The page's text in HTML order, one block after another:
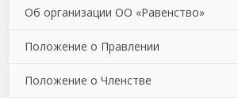
Об организации ОО «Равенство»
Положение о Правлении
Положение о Членстве